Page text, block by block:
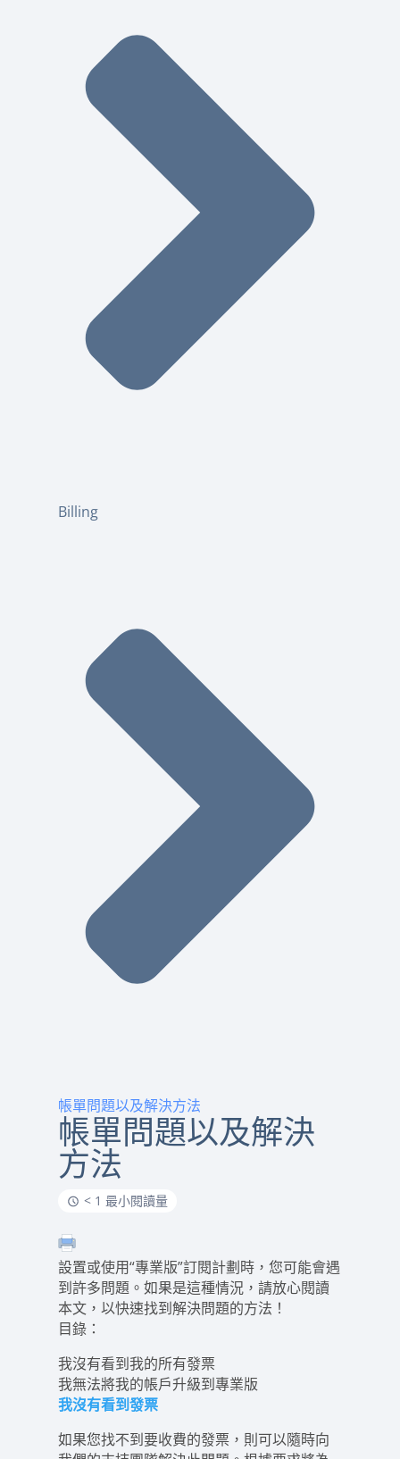
Billing
帳單問題以及解決方法
帳單問題以及解決
方法
< 1 最小閱讀量
設置或使用“專業版”訂閱計劃時，您可能會遇
到許多問題。如果是這種情況，請放心閱讀
本文，以快速找到解決問題的方法！
目錄：
我沒有看到我的所有發票
我無法將我的帳戶升級到專業版
我沒有看到發票
如果您找不到要收費的發票，則可以隨時向